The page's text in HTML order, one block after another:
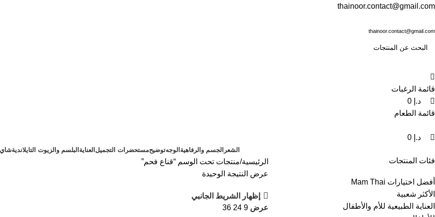
thainoor.contact@gmail.com
thainoor.contact@gmail.com
قائمة الرغبات
د.إ
قائمة الطعام
د.إ
الشعر الجسم والرفاهية الوجهتوضيحمستحضرات التجميل العناية البلسم والزيوت التايلانديةشاي
فئات المنتجات
أفضل اختيارات Mam Thai
الأكثر شعبية
العناية الطبيعية للأم والأطفال
الرئيسية منتجات تحت الوسم “قناع فحم”
عرض النتيجة الوحيدة
إظهار الشريط الجانبي
عرض9
24
36